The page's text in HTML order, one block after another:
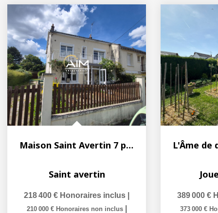
Maison Saint Avertin 7 pièce(s) 147 m2
Saint avertin
218 400 € Honoraires inclus
210 000 € Honoraires non inclus
389 000 €
373 000 €